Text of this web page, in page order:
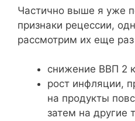
Частично выше я уже
признаки рецессии,
рассмотрим их еще
снижение ВВП 2
рост инфляции,
на продукты
затем на другие